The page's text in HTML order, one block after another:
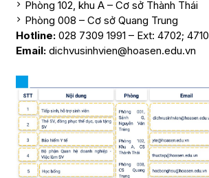
Phòng 102, khu A – Cơ sở Thành Thái
Phòng 008 – Cơ sở Quang Trung
Hotline:028 7309 1991 – Ext: 4702; 4710
Email: dichvusinhvien@hoasen.edu.vn